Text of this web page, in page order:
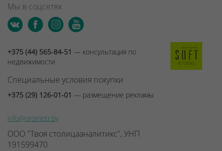
Мы в соцсетях
+375 (44) 565-84-51 — консультация по
недвижимости
Специальные условия покупки
+375 (29) 126-01-01 — размещение рекламы
info@prometr.by
ООО "Твоя столицааналитикс", УНП
191599470